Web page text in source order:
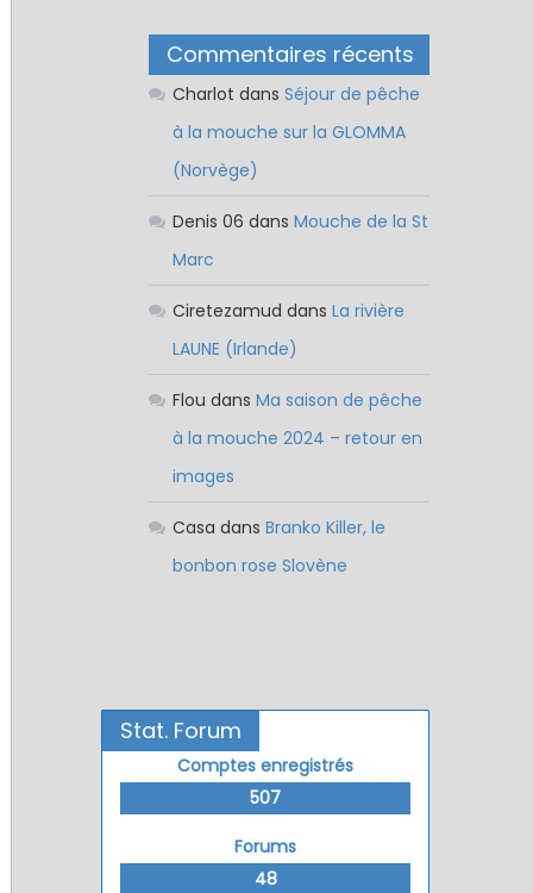
Commentaires récents
Charlot dansSéjour de pêche
à la mouche sur la GLOMMA
(Norvège)
Denis 06 dansMouche de la St
Marc
Ciretezamud dansLa rivière
LAUNE (Irlande)
Flou dansMa saison de pêche
à la mouche 2024 – retour en
images
Casa dansBranko Killer, le
bonbon rose Slovène
Stat. Forum
Comptes enregistrés
507
Forums
48